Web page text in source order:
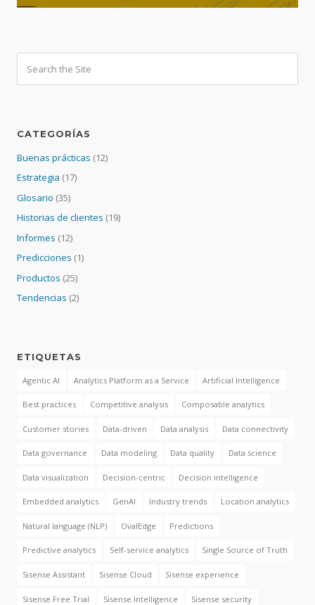
CATEGORÍAS
Buenas prácticas (12)
Estrategia (17)
Glosario (35)
Historias de clientes (19)
Informes (12)
Predicciones (1)
Productos (25)
Tendencias (2)
ETIQUETAS
Agentic AI Analytics Platform as a Service Artificial Intelligence
Best practices Competitive analysis Composable analytics
Customer stories Data-driven Data analysis Data connectivity
Data governance Data modeling Data quality Data science
Data visualization Decision-centric Decision intelligence
Embedded analytics GenAI Industry trends Location analytics
Natural language (NLP) OvalEdge Predictions
Predictive analytics Self-service analytics Single Source of Truth
Sisense Assistant Sisense Cloud Sisense experience
Sisense Free Trial Sisense Intelligence Sisense security